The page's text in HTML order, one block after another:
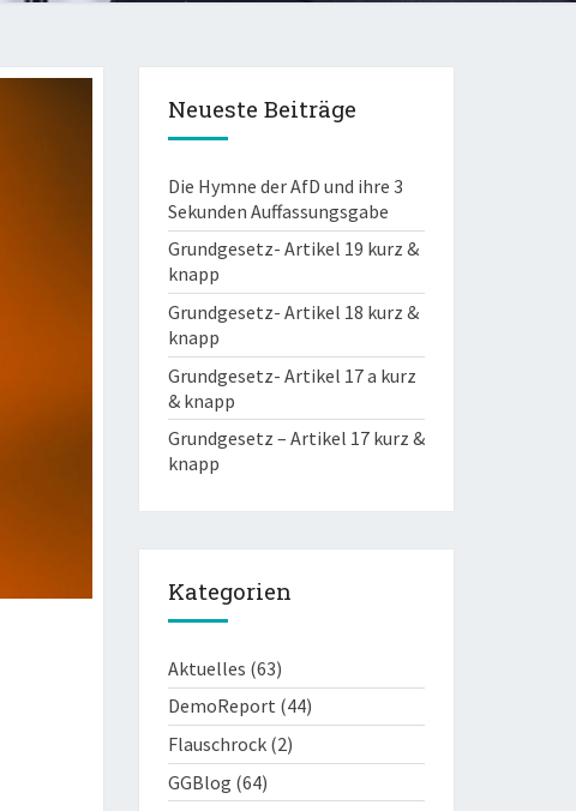
Neueste Beiträge
Die Hymne der AfD und ihre 3
Sekunden Auffassungsgabe
Grundgesetz- Artikel 19 kurz &
knapp
Grundgesetz- Artikel 18 kurz &
knapp
Grundgesetz- Artikel 17 a kurz
& knapp
Grundgesetz – Artikel 17 kurz &
knapp
Kategorien
Aktuelles (63)
DemoReport (44)
Flauschrock(2)
GGBlog (64)